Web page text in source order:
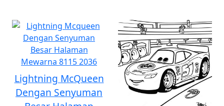
Lightning McQueen
Dengan Senyuman